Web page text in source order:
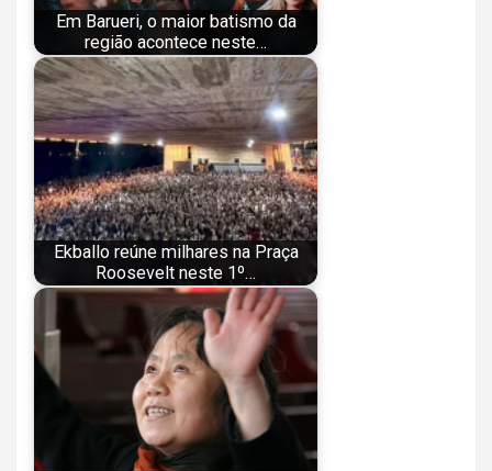
Em Barueri, o maior batismo da
região acontece neste…
Ekballo reúne milhares na Praça
Roosevelt neste 1º…